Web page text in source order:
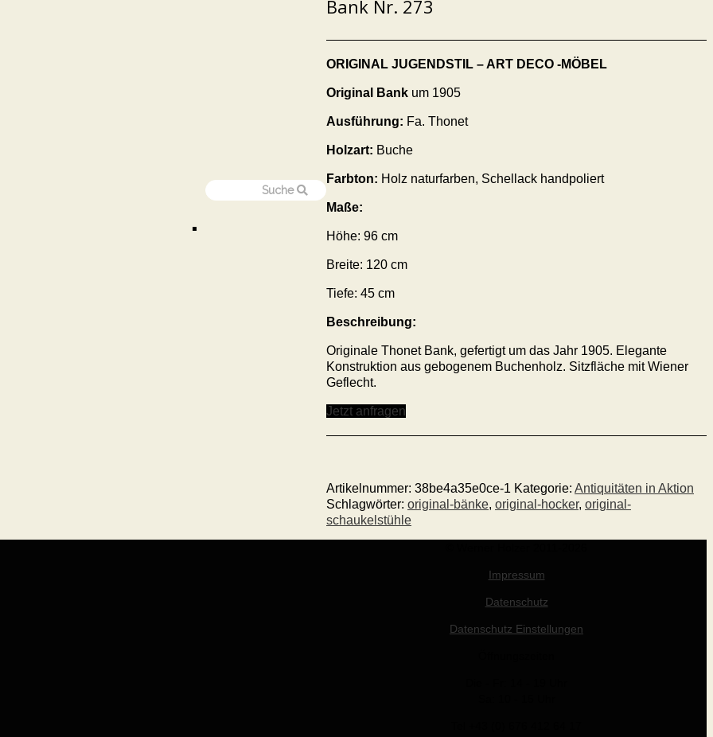
Bank Nr. 273
ORIGINAL JUGENDSTIL – ART DECO -MÖBEL
Original Bank um 1905
Ausführung: Fa. Thonet
Holzart: Buche
Farbton: Holz naturfarben, Schellack handpoliert
Maße:
Höhe: 96 cm
Breite: 120 cm
Tiefe: 45 cm
Beschreibung:
Originale Thonet Bank, gefertigt um das Jahr 1905. Elegante
Konstruktion aus gebogenem Buchenholz. Sitzfläche mit Wiener
Geflecht.
Jetzt anfragen
Artikelnummer: 38be4a35e0ce-1 Kategorie: Antiquitäten in Aktion
Schlagwörter: original-bänke, original-hocker, original-
schaukelstühle
Impressum
Datenschutz
Datenschutz Einstellungen